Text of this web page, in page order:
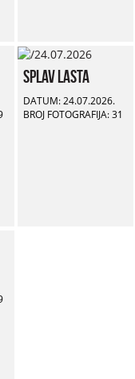
Splav Lasta
DATUM: 24.07.2026.
BROJ FOTOGRAFIJA: 31